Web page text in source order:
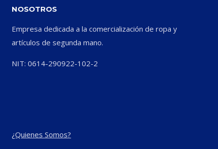
NOSOTROS
Empresa dedicada a la comercialización de ropa y
artículos de segunda mano.
NIT: 0614-290922-102-2
¿Quienes Somos?